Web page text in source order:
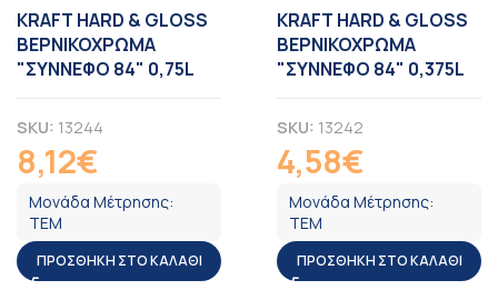
KRAFT HARD & GLOSS
ΒΕΡΝΙΚΟΧΡΩΜΑ
"ΣΥΝΝΕΦΟ 84" 0,75L
SKU: 13244
8,12€
Μονάδα Μέτρησης:
ΤΕΜ
ΠΡΟΣΘΉΚΗ ΣΤΟ ΚΑΛΆΘΙ
KRAFT HARD & GLOSS
ΒΕΡΝΙΚΟΧΡΩΜΑ
"ΣΥΝΝΕΦΟ 84" 0,375L
SKU: 13242
4,58€
Μονάδα Μέτρησης:
ΤΕΜ
ΠΡΟΣΘΉΚΗ ΣΤΟ ΚΑΛΆΘΙ